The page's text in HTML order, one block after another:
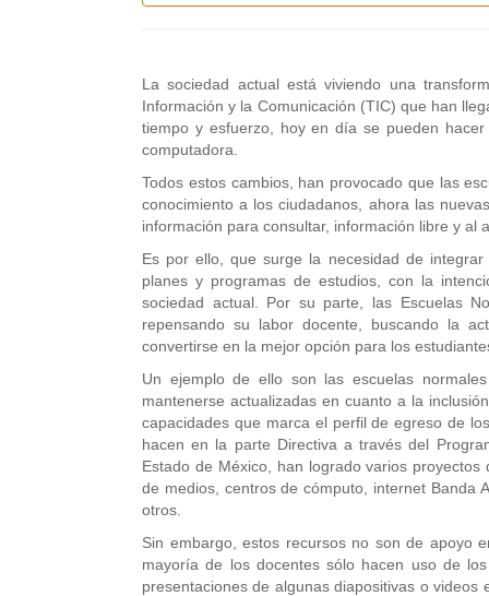
La sociedad actual está viviendo una
Información y la Comunicación (TIC) que han
tiempo y esfuerzo, hoy en día se pueden
computadora.
Todos estos cambios, han provocado que las
conocimiento a los ciudadanos, ahora las
información para consultar, información libre y al
Es por ello, que surge la necesidad de
planes y programas de estudios, con la
sociedad actual. Por su parte, las Escuelas
repensando su labor docente, buscando la
convertirse en la mejor opción para los
Un ejemplo de ello son las escuelas
mantenerse actualizadas en cuanto a la
capacidades que marca el perfil de egreso de
hacen en la parte Directiva a través del
Estado de México, han logrado varios
de medios, centros de cómputo, internet Banda
otros.
Sin embargo, estos recursos no son de apoyo
mayoría de los docentes sólo hacen uso de
presentaciones de algunas diapositivas o